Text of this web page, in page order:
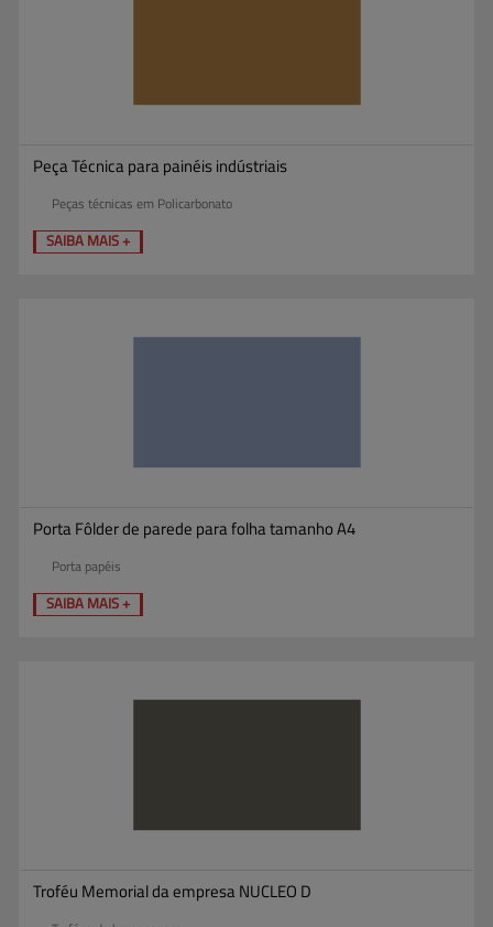
Peça Técnica para painéis indústriais
Peças técnicas em Policarbonato
SAIBA MAIS +
Porta Fôlder de parede para folha tamanho A4
Porta papéis
SAIBA MAIS +
Troféu Memorial da empresa NUCLEO D